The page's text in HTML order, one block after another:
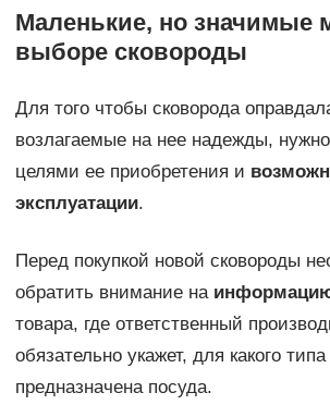
Маленькие, но значимые
выборе сковороды
Для того чтобы сковорода
возлагаемые на нее надежды,
целями ее приобретения и
эксплуатации.
Перед покупкой новой сковороды
обратить внимание на информацию
товара, где ответственный
обязательно укажет, для какого
предназначена посуда.